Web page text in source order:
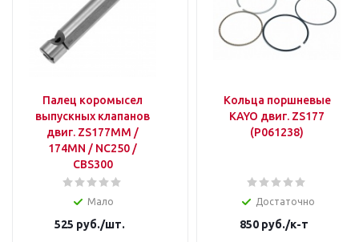
Палец коромысел
выпускных клапанов
двиг. ZS177MM /
174MN / NC250 /
CBS300
Мало
525 руб./шт.
Кольца поршневые
KAYO двиг. ZS177
(P061238)
Достаточно
850 руб./к-т